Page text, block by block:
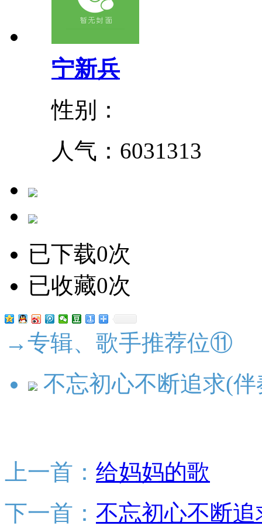
宁新兵
性别：
人气： 6031313
已下载0次
已收藏0次
→专辑、歌手推荐位⑪
不忘初心不断追求(伴
上一首： 给妈妈的歌
下一首： 不忘初心不断追